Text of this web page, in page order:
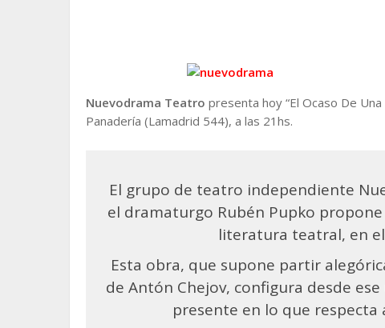
Nuevodrama Teatro presenta hoy “El Ocaso De
Panadería (Lamadrid 544), a las 21hs.
El grupo de teatro independiente
el dramaturgo Rubén Pupko
literatura teatral, en
Esta obra, que supone partir
de Antón Chejov, configura desde
presente en lo que